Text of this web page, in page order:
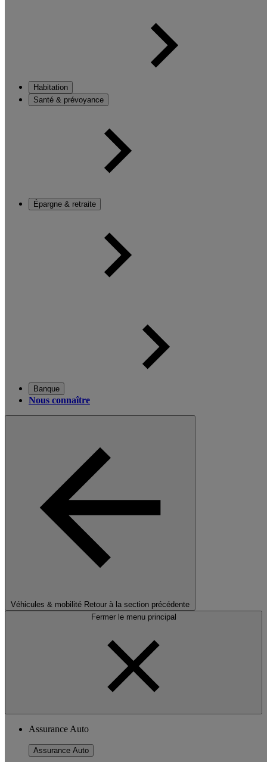
Habitation
Santé & prévoyance
Épargne & retraite
Banque
Nous connaître
Véhicules & mobilité Retour à la section précédente
Fermer le menu principal
Assurance Auto
Assurance Auto